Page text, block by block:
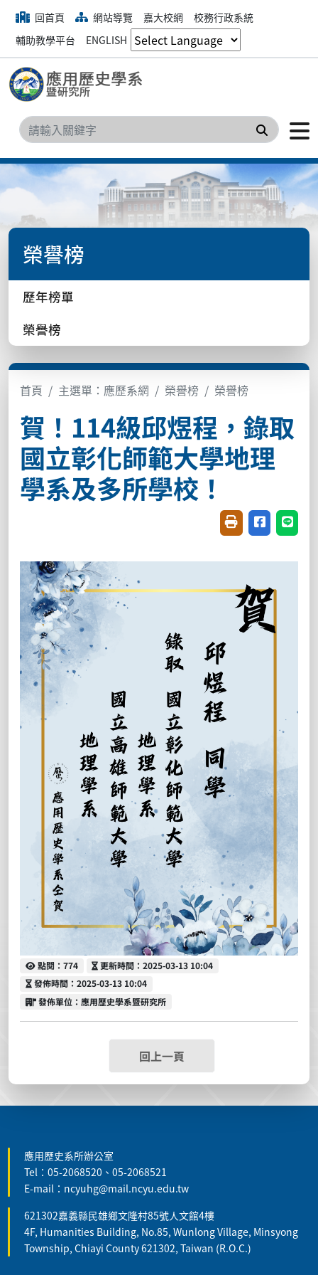
回首頁 網站導覽 嘉大校網
校務行政系統
輔助教學平台
ENGLISH
搜尋
榮譽榜
歷年榜單
榮譽榜
首頁 主選單：應歷系網 榮譽榜 榮譽榜
賀！114級邱煜程，錄取
國立彰化師範大學地理
學系及多所學校！
友善列印(開新視
分享至臉書
分享
點閱
點閱：774 更新時間
更新時間：2025-03-13 10:04
發佈時間
發佈時間：2025-03-13 10:04
發佈單位
發佈單位：應用歷史學系暨研究所
回上一頁
應用歷史系所辦公室
Tel：05-2068520、05-2068521
E-mail：ncyuhg@mail.ncyu.edu.tw
621302嘉義縣民雄鄉文隆村85號人文館4樓
4F, Humanities Building, No.85, Wunlong Village, Minsyong
Township, Chiayi County 621302, Taiwan (R.O.C.)